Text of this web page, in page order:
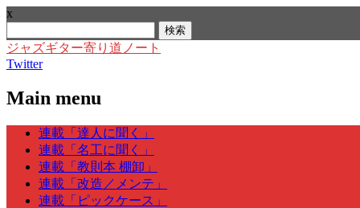
x
索:
ジャズギター寄り道ノート
Twitter
Main menu
Skip
content
連載「達人に聞く」
連載「名工に聞く」
連載「教則本 棚卸」
連載「改造／メンテ」
連載「ピックケース」